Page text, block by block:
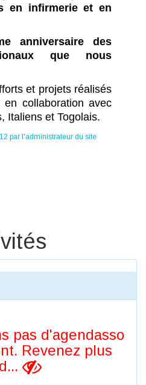
en infirmerie et en
anniversaire des
que nous
et projets réalisés
collaboration avec
Italiens et Togolais.
par l'administrateur du site
pas d'agendasso
Revenez plus